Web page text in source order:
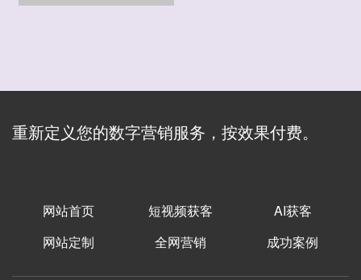
重新定义您的数字营销服务，按效果付费。
网站首页 短视频获客
AI获客
网站定制
全网营销 成功案例